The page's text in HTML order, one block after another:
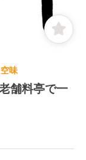
味
舗料亭で一